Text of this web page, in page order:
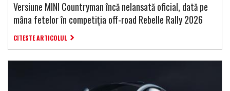
Versiune MINI Countryman încă nelansată oficial, dată pe
mâna fetelor în competiția off-road Rebelle Rally 2026
CITESTE ARTICOLUL